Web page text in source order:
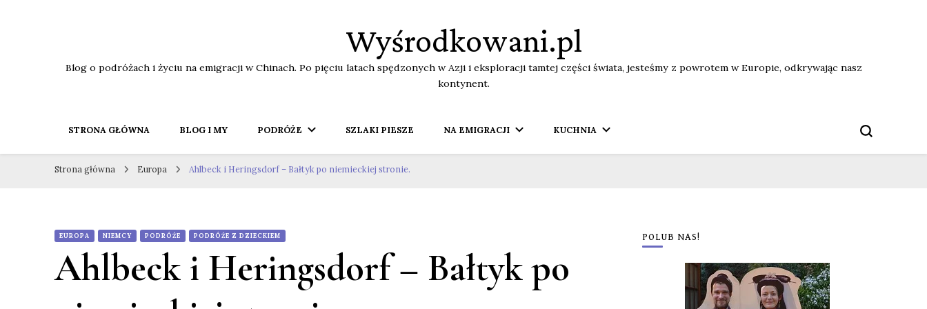
Wyśrodkowani.pl
Blog o podróżach i życiu na emigracji w Chinach. Po pięciu latach spędzonych w Azji i eksploracji tamtej części świata, jesteśmy z powrotem w Europie, odkrywając nasz
kontynent.
STRONA GŁÓWNA BLOG I MY PODRÓŻE SZLAKI PIESZE NA EMIGRACJI KUCHNIA
Strona główna Europa Ahlbeck i Heringsdorf – Bałtyk po niemieckiej stronie.
EUROPA NIEMCY PODRÓŻE PODRÓŻE Z DZIECKIEM
Ahlbeck i Heringsdorf – Bałtyk po
POLUB NAS!